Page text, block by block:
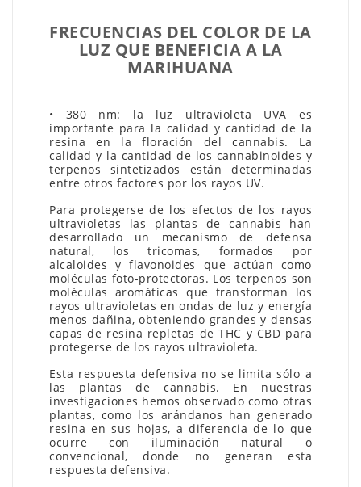
FRECUENCIAS DEL COLOR DE LA
LUZ QUE BENEFICIA A LA
MARIHUANA
• 380 nm: la luz ultravioleta UVA es
importante para la calidad y cantidad de la
resina en la floración del cannabis. La
calidad y la cantidad de los cannabinoides y
terpenos sintetizados están determinadas
entre otros factores por los rayos UV.
Para protegerse de los efectos de los rayos
ultravioletas las plantas de cannabis han
desarrollado un mecanismo de defensa
natural, los tricomas, formados por
alcaloides y flavonoides que actúan como
moléculas foto-protectoras. Los terpenos son
moléculas aromáticas que transforman los
rayos ultravioletas en ondas de luz y energía
menos dañina, obteniendo grandes y densas
capas de resina repletas de THC y CBD para
protegerse de los rayos ultravioleta.
Esta respuesta defensiva no se limita sólo a
las plantas de cannabis. En nuestras
investigaciones hemos observado como otras
plantas, como los arándanos han generado
resina en sus hojas, a diferencia de lo que
ocurre con iluminación natural o
convencional, donde no generan esta
respuesta defensiva.